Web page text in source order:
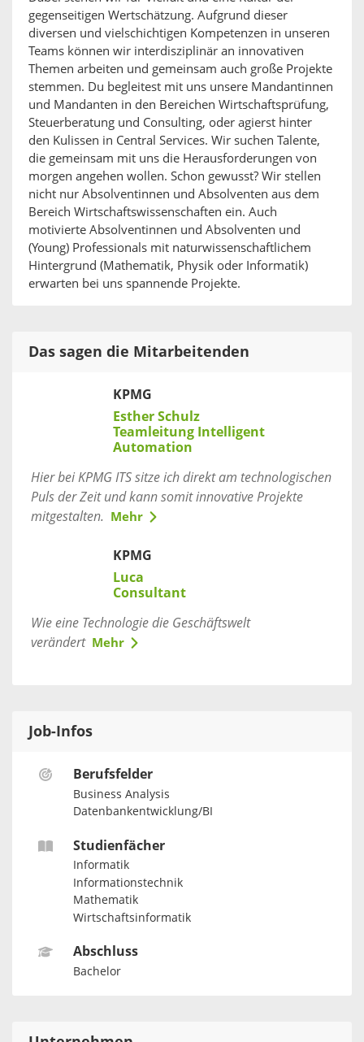
gegenseitigen Wertschätzung. Aufgrund dieser
diversen und vielschichtigen Kompetenzen in unseren
Teams können wir interdisziplinär an innovativen
Themen arbeiten und gemeinsam auch große Projekte
stemmen. Du begleitest mit uns unsere Mandantinnen
und Mandanten in den Bereichen Wirtschaftsprüfung,
Steuerberatung und Consulting, oder agierst hinter
den Kulissen in Central Services. Wir suchen Talente,
die gemeinsam mit uns die Herausforderungen von
morgen angehen wollen. Schon gewusst? Wir stellen
nicht nur Absolventinnen und Absolventen aus dem
Bereich Wirtschaftswissenschaften ein. Auch
motivierte Absolventinnen und Absolventen und
(Young) Professionals mit naturwissenschaftlichem
Hintergrund (Mathematik, Physik oder Informatik)
erwarten bei uns spannende Projekte.
Das sagen die Mitarbeitenden
KPMG
Esther Schulz
Teamleitung Intelligent
Automation
Hier bei KPMG ITS sitze ich direkt am technologischen
Puls der Zeit und kann somit innovative Projekte
mitgestalten. Mehr
KPMG
Luca
Consultant
Wie eine Technologie die Geschäftswelt
verändert Mehr
Job-Infos
Berufsfelder
Business Analysis
Datenbankentwicklung/BI
Studienfächer
Informatik
Informationstechnik
Mathematik
Wirtschaftsinformatik
Abschluss
Bachelor